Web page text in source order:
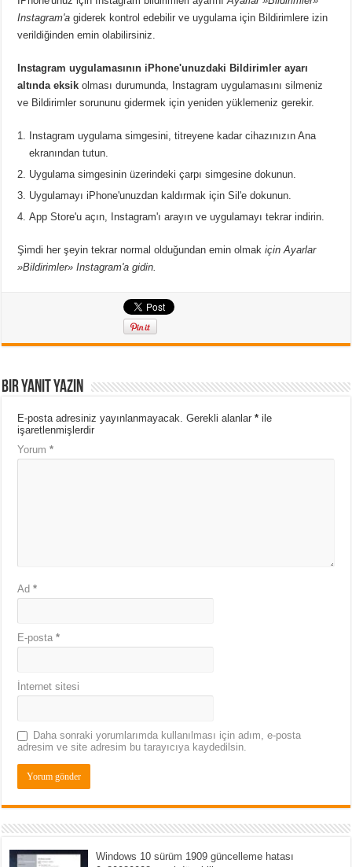
Instagram'a giderek kontrol edebilir ve uygulama için Bildirimlere izin
verildiğinden emin olabilirsiniz.
Instagram uygulamasının iPhone'unuzdaki Bildirimler ayarı
altında eksik olması durumunda, Instagram uygulamasını silmeniz
ve Bildirimler sorununu gidermek için yeniden yüklemeniz gerekir.
Instagram uygulama simgesini, titreyene kadar cihazınızın Ana
ekranından tutun.
Uygulama simgesinin üzerindeki çarpı simgesine dokunun.
Uygulamayı iPhone'unuzdan kaldırmak için Sil'e dokunun.
App Store'u açın, Instagram'ı arayın ve uygulamayı tekrar indirin.
Şimdi her şeyin tekrar normal olduğundan emin olmakiçin Ayarlar
»Bildirimler» Instagram'a gidin.
Bir yanıt yazın
E-posta adresiniz yayınlanmayacak. Gerekli alanlar* ile
işaretlenmişlerdir
Yorum*
Ad*
E-posta*
İnternet sitesi
Daha sonraki yorumlarımda kullanılması için adım, e-posta
adresim ve site adresim bu tarayıcıya kaydedilsin.
Windows 10 sürüm 1909 güncelleme hatası